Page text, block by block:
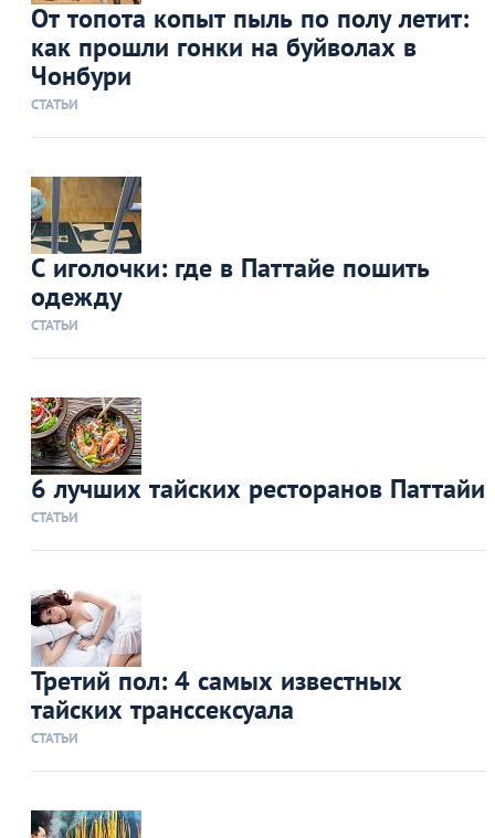
От топота копыт пыль по полу летит:
как прошли гонки на буйволах в
Чонбури
СТАТЬИ
С иголочки: где в Паттайе пошить
одежду
СТАТЬИ
6 лучших тайских ресторанов Паттайи
СТАТЬИ
Третий пол: 4 самых известных
тайских транссексуала
СТАТЬИ